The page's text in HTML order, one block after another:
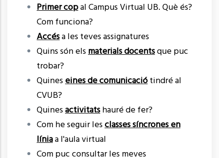
Primer copal Campus Virtual UB. Què és?
Com funciona?
Accésa les teves assignatures
Quins són elsmaterials docentsque puc
trobar?
Quineseines de comunicaciótindré al
CVUB?
Quinesactivitatshauré de fer?
Com he seguir lesclasses síncrones en
líniaa l'aula virtual
Com puc consultar les meves